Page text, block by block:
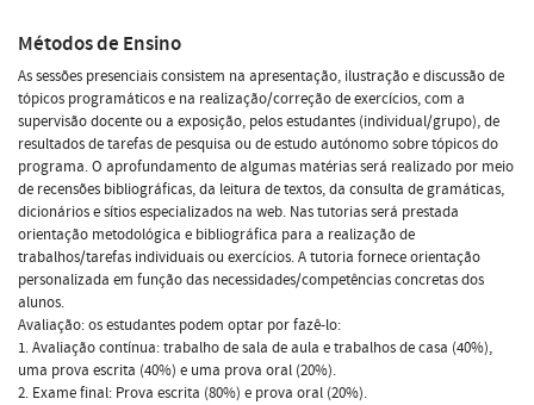
Métodos de Ensino
As sessões presenciais consistem na apresentação, ilustração e discussão de
tópicos programáticos e na realização/correção de exercícios, com a
supervisão docente ou a exposição, pelos estudantes (individual/grupo), de
resultados de tarefas de pesquisa ou de estudo autónomo sobre tópicos do
programa. O aprofundamento de algumas matérias será realizado por meio
de recensões bibliográficas, da leitura de textos, da consulta de gramáticas,
dicionários e sítios especializados na web. Nas tutorias será prestada
orientação metodológica e bibliográfica para a realização de
trabalhos/tarefas individuais ou exercícios. A tutoria fornece orientação
personalizada em função das necessidades/competências concretas dos
alunos.
Avaliação: os estudantes podem optar por fazê-lo:
1. Avaliação contínua: trabalho de sala de aula e trabalhos de casa (40%),
uma prova escrita (40%) e uma prova oral (20%).
2. Exame final: Prova escrita (80%) e prova oral (20%).